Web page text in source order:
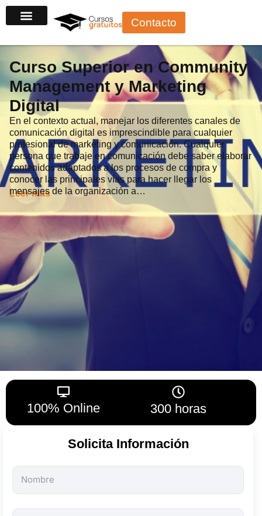
al
Contacto
Curso Superior en Community
Management y Marketing
Digital
En el contexto actual, manejar los diferentes canales de
comunicación digital es imprescindible para cualquier
profesional de marketing y comunicación. Cualquier
persona que trabaje en comunicación debe saber elaborar
contenidos adaptados a los procesos de compra y
conocer las principales vías para hacer llegar los
mensajes de la organización a…
Leer más
100% Online 300 horas
Solicita Información
Todos
los